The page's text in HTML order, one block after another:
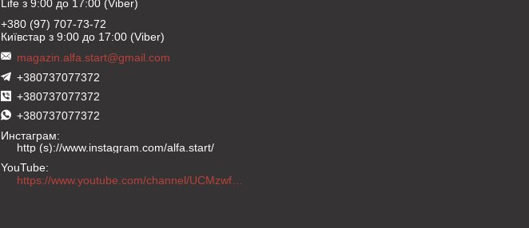
Life з 9:00 до 17:00 (Viber)
+380 (97) 707-73-72
Київстар з 9:00 до 17:00 (Viber)
magazin.alfa.start@gmail.com
+380737077372
+380737077372
+380737077372
Инстаграм
http (s)://www.instagram.com/alfa.start/
YouTube
https://www.youtube.com/channel/UCMzwfuPdxogFIKF_nELVFNw